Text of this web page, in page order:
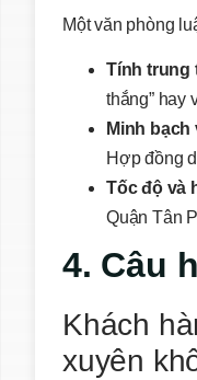
Một văn phòng
Tính trung
thắng” hay
Minh bạch
Hợp đồng
Tốc độ và
Quận Tân
4. Câu
Khách
xuyên